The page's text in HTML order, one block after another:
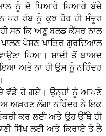
ਨੂੰ ਦੋ ਪਿਆਰੇ ਪਿਆਰੇ ਬੱਚੇ
ਪਰ ਰੱਬ ਨੂੰ ਕੁਝ ਹੋਰ ਹੀ ਮੰਜ਼ੂਰ
ਸਨ ਕਿ ਅਣੂ ਬਲਡ ਕੈਂਸਰ ਨਾਲ
ਪੋਸਣ ਖਾਤਿਰ ਗੁਰਦਿਆਲ
ਪਿਆ। ਸ਼ਾਦੀ ਤੋਂ ਬਾਅਦ
ਅਤੇ ਨਾ ਹੀ ਉਸ ਨੂੰ ਨਰਿੰਦਰ
ਵੱਡੇ ਹੋ ਗਏ। ਉਨ੍ਹਾਂ ਨੂੰ ਆਪਣੇ
ਅਖ਼ਰਣ ਲੱਗਾ ਨਰਿੰਦਰ ਨੇ ਇਕ
ਕਰ ਲਈ ਅਤੇ ਉਹ ਉੱਥੇ ਹੀ
ਸਿੱਖ ਲਈ ਅਤੇ ਕਿਰਾਏ ਤੇ ਲੈ